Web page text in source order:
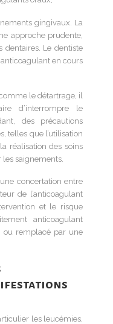
gingivaux. La
approche prudente,
dentaires. Le dentiste
en cours
le détartrage, il
d’interrompre le
des précautions
telles que l’utilisation
réalisation des soins
saignements.
concertation entre
de l’anticoagulant
et le risque
anticoagulant
ou remplacé par une
les leucémies,